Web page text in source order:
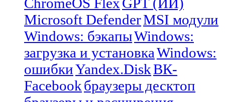
Microsoft DefenderMSI модули
Windows: бэкапыWindows:
загрузка и установкаWindows:
ошибкиYandex.DiskВК-
Facebookбраузеры десктоп